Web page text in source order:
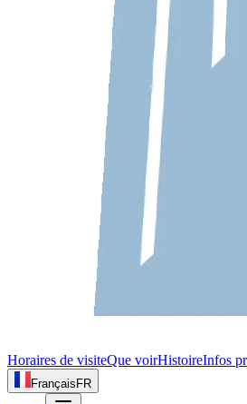
Horaires de visiteQue voirHistoireInfos
Français FR